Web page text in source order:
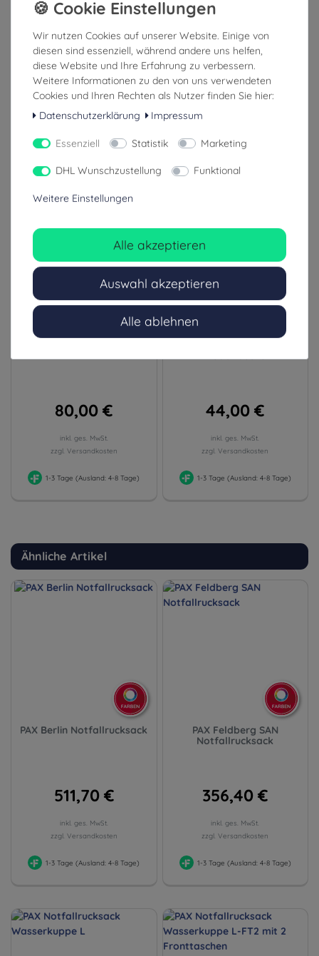
PAX Ampullarium XL POS Clip-
Rucksäcke
357,00 €
zzgl. Versandkosten
1-3 Tage (Ausland: 4-8 Tage)
PAX Ampullarium XL variabel
175,00 €
zzgl. Versandkosten
1-3 Tage (Ausland: 4-8 Tage)
80,00 €
inkl. ges. MwSt.
zzgl. Versandkosten
1-3 Tage (Ausland: 4-8 Tage)
Modultasche
44,00 €
inkl. ges. MwSt.
zzgl. Versandkosten
1-3 Tage (Ausland: 4-8 Tage)
Ähnliche Artikel
PAX Berlin Notfallrucksack
511,70 €
inkl. ges. MwSt.
zzgl. Versandkosten
1-3 Tage (Ausland: 4-8 Tage)
PAX Feldberg SAN
Notfallrucksack
356,40 €
inkl. ges. MwSt.
zzgl. Versandkosten
1-3 Tage (Ausland: 4-8 Tage)
Wir nutzen Cookies auf unserer Website. Einige von
diesen sind essenziell, während andere uns helfen,
diese Website und Ihre Erfahrung zu verbessern.
Weitere Informationen zu den von uns verwendeten
Cookies und Ihren Rechten als Nutzer finden Sie hier:
Datenschutzerklärung
Impressum
Essenziell Statistik Marketing
DHL Wunschzustellung Funktional
Weitere Einstellungen
Alle akzeptieren
Auswahl akzeptieren
Alle ablehnen